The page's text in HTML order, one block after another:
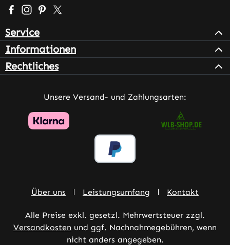
Besuche uns auf Facebook – öffnet in neuem Tab
Schau auf Instagram vorbei – öffnet in neuem Tab
Lass dich auf Pinterest inspirieren – öffnet in
Folge uns auf X – öffnet in neuem Tab
Service
Informationen
Rechtliches
Unsere Versand- und Zahlungsarten:
Über uns Leistungsumfang Kontakt
Alle Preise exkl. gesetzl. Mehrwertsteuer zzgl.
Versandkosten und ggf. Nachnahmegebühren, wenn
nicht anders angegeben.